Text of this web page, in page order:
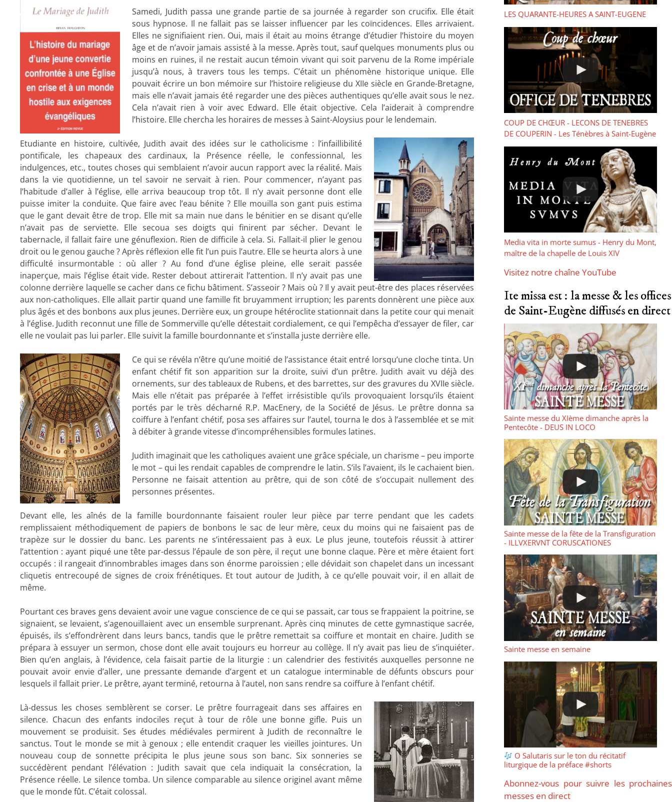
Samedi, Judith passa une grande partie de sa journée à regarder son crucifix. Elle était
sous hypnose. Il ne fallait pas se laisser influencer par les coïncidences. Elles arrivaient.
Elles ne signifiaient rien. Oui, mais il était au moins étrange d’étudier l’histoire du moyen
âge et de n’avoir jamais assisté à la messe. Après tout, sauf quelques monuments plus ou
moins en ruines, il ne restait aucun témoin vivant qui soit parvenu de la Rome impériale
jusqu’à nous, à travers tous les temps. C’était un phénomène historique unique. Elle
pouvait écrire un bon mémoire sur l’histoire religieuse du XIIe siècle en Grande-Bretagne,
mais elle n’avait jamais été regarder une des pièces authentiques qu’elle avait sous le nez.
Cela n’avait rien à voir avec Edward. Elle était objective. Cela l’aiderait à comprendre
l’histoire. Elle chercha les horaires de messes à Saint-Aloysius pour le lendemain.
Etudiante en histoire, cultivée, Judith avait des idées sur le catholicisme : l’infaillibilité
pontificale, les chapeaux des cardinaux, la Présence réelle, le confessionnal, les
indulgences, etc., toutes choses qui semblaient n’avoir aucun rapport avec la réalité. Mais
dans la vie quotidienne, un tel savoir ne servait à rien. Pour commencer, n’ayant pas
l’habitude d’aller à l’église, elle arriva beaucoup trop tôt. Il n’y avait personne dont elle
puisse imiter la conduite. Que faire avec l’eau bénite ? Elle mouilla son gant puis estima
que le gant devait être de trop. Elle mit sa main nue dans le bénitier en se disant qu’elle
n’avait pas de serviette. Elle secoua ses doigts qui finirent par sécher. Devant le
tabernacle, il fallait faire une génuflexion. Rien de difficile à cela. Si. Fallait-il plier le genou
droit ou le genou gauche ? Après réflexion elle fit l’un puis l’autre. Elle se heurta alors à une
difficulté insurmontable : où aller ? Au fond d’une église pleine, elle serait passée
inaperçue, mais l’église était vide. Rester debout attirerait l’attention. Il n’y avait pas une
colonne derrière laquelle se cacher dans ce fichu bâtiment. S’asseoir ? Mais où ? Il y avait peut-être des places réservées
aux non-catholiques. Elle allait partir quand une famille fit bruyamment irruption; les parents donnèrent une pièce aux
plus âgés et des bonbons aux plus jeunes. Derrière eux, un groupe hétéroclite stationnait dans la petite cour qui menait
à l’église. Judith reconnut une fille de Sommerville qu’elle détestait cordialement, ce qui l’empêcha d’essayer de filer, car
elle ne voulait pas lui parler. Elle suivit la famille bourdonnante et s’installa juste derrière elle.
Ce qui se révéla n’être qu’une moitié de l’assistance était entré lorsqu’une cloche tinta. Un
enfant chétif fit son apparition sur la droite, suivi d’un prêtre. Judith avait vu déjà des
ornements, sur des tableaux de Rubens, et des barrettes, sur des gravures du XVIIe siècle.
Mais elle n’était pas préparée à l’effet irrésistible qu’ils provoquaient lorsqu’ils étaient
portés par le très décharné R.P. MacEnery, de la Société de Jésus. Le prêtre donna sa
coiffure à l’enfant chétif, posa ses affaires sur l’autel, tourna le dos à l’assemblée et se mit
à débiter à grande vitesse d’incompréhensibles formules latines.
Judith imaginait que les catholiques avaient une grâce spéciale, un charisme – peu importe
le mot – qui les rendait capables de comprendre le latin. S’ils l’avaient, ils le cachaient bien.
Personne ne faisait attention au prêtre, qui de son côté de s’occupait nullement des
personnes présentes.
Devant elle, les aînés de la famille bourdonnante faisaient rouler leur pièce par terre pendant que les cadets
remplissaient méthodiquement de papiers de bonbons le sac de leur mère, ceux du moins qui ne faisaient pas de
trapèze sur le dossier du banc. Les parents ne s’intéressaient pas à eux. Le plus jeune, toutefois réussit à attirer
l’attention : ayant piqué une tête par-dessus l’épaule de son père, il reçut une bonne claque. Père et mère étaient fort
occupés : il rangeait d’innombrables images dans son énorme paroissien ; elle dévidait son chapelet dans un incessant
cliquetis entrecoupé de signes de croix frénétiques. Et tout autour de Judith, à ce qu’elle pouvait voir, il en allait de
même.
Pourtant ces braves gens devaient avoir une vague conscience de ce qui se passait, car tous se frappaient la poitrine, se
signaient, se levaient, s’agenouillaient avec un ensemble surprenant. Après cinq minutes de cette gymnastique sacrée,
épuisés, ils s’effondrèrent dans leurs bancs, tandis que le prêtre remettait sa coiffure et montait en chaire. Judith se
prépara à essuyer un sermon, chose dont elle avait toujours eu horreur au collège. Il n’y avait pas lieu de s’inquiéter.
Bien qu’en anglais, à l’évidence, cela faisait partie de la liturgie : un calendrier des festivités auxquelles personne ne
pouvait avoir envie d’aller, une pressante demande d’argent et un catalogue interminable de défunts obscurs pour
lesquels il fallait prier. Le prêtre, ayant terminé, retourna à l’autel, non sans rendre sa coiffure à l’enfant chétif.
Là-dessus les choses semblèrent se corser. Le prêtre fourrageait dans ses affaires en
silence. Chacun des enfants indociles reçut à tour de rôle une bonne gifle. Puis un
mouvement se produisit. Ses études médiévales permirent à Judith de reconnaître le
sanctus. Tout le monde se mit à genoux ; elle entendit craquer les vieilles jointures. Un
nouveau coup de sonnette précipita le plus jeune sous son banc. Six sonneries se
succédèrent pendant l’élévation : Judith savait que cela indiquait la consécration, la
Présence réelle. Le silence tomba. Un silence comparable au silence originel avant même
que le monde fût. C’était colossal.
LES QUARANTE-HEURES A SAINT-EUGENE
COUP DE CHŒUR - LECONS DE TENEBRES
DE COUPERIN - Les Ténèbres à Saint-Eugène
Media vita in morte sumus - Henry du Mont,
maître de la chapelle de Louis XIV
Visitez notre chaîne YouTube
Ite missa est : la messe & les offices
de Saint-Eugène diffusés en direct
Sainte messe du XIème dimanche après la
Pentecôte - DEUS IN LOCO
Sainte messe de la fête de la Transfiguration
- ILLVXERVNT CORUSCATIONES
Sainte messe en semaine
O Salutaris sur le ton du récitatif
liturgique de la préface #shorts
Abonnez-vous pour suivre les prochaines
messes en direct